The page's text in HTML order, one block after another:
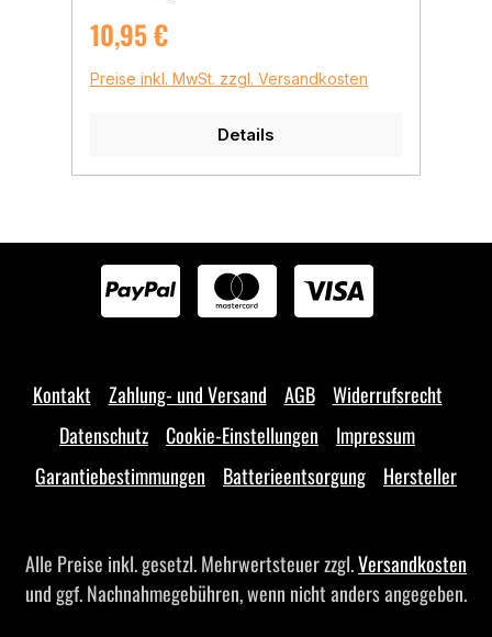
Regulärer Preis:
10,95 €
Preise inkl. MwSt. zzgl. Versandkosten
Details
Kontakt Zahlung- und Versand AGB
Widerrufsrecht
Datenschutz
Cookie-Einstellungen
Impressum
Garantiebestimmungen
Batterieentsorgung Hersteller
Alle Preise inkl. gesetzl. Mehrwertsteuer zzgl.Versandkosten
und ggf. Nachnahmegebühren, wenn nicht anders angegeben.